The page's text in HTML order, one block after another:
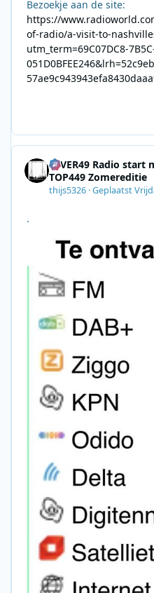
Bezoekje aan de site:
https://
of-radio/a-visit-to-
utm_term=69C07DC8-
4EVER49 Radio start
TOP449 Zomereditie
thijs5326 ·Geplaatst
.